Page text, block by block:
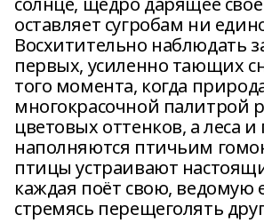
оставляет сугробам ни
Восхитительно наблюдать
первых, усиленно тающих
того момента, когда
многокрасочной палитрой
цветовых оттенков, а леса и
наполняются птичьим
птицы устраивают
каждая поёт свою, ведомую
стремясь перещеголять